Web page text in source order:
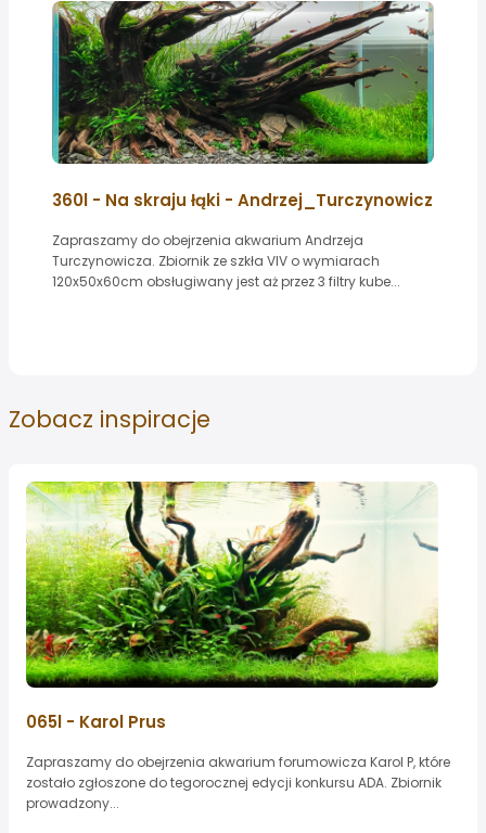
360l - Na skraju łąki - Andrzej_Turczynowicz
Zapraszamy do obejrzenia akwarium Andrzeja
Turczynowicza. Zbiornik ze szkła VIV o wymiarach
120x50x60cm obsługiwany jest aż przez 3 filtry kube...
Zobacz inspiracje
065l - Karol Prus
Zapraszamy do obejrzenia akwarium forumowicza Karol P, które
zostało zgłoszone do tegorocznej edycji konkursu ADA. Zbiornik
prowadzony...